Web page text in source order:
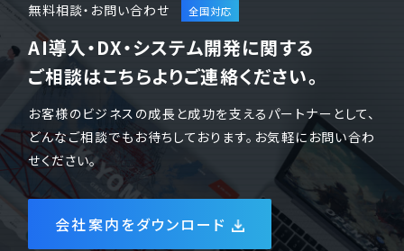
無料相談・お問い合わせ
AI導入・DX・システム開発に関する
ご相談はこちらよりご連絡ください。
お客様のビジネスの成長と成功を支えるパートナーとして、
どんなご相談でもお待ちしております。お気軽にお問い合わ
せください。
会社案内をダウンロード